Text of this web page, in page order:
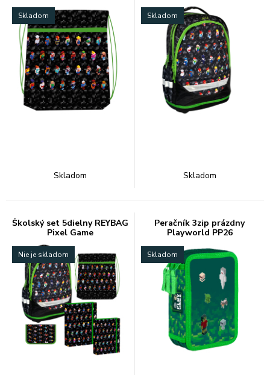
Skladom
Skladom
Skladom
Skladom
Školský set 5dielny REYBAG
Pixel Game
Nie je skladom
Peračník 3zip prázdny
Playworld PP26
Skladom